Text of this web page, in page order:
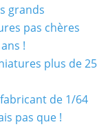
grands
pas chères
!
plus de 25
de 1/64
pas que !